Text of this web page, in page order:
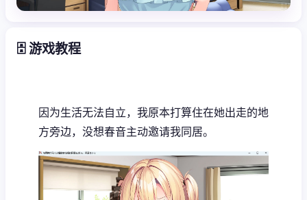
🗄️ 游戏教程
因为生活无法自立，我原本打算住在她出走的地
方旁边，没想春音主动邀请我同居。